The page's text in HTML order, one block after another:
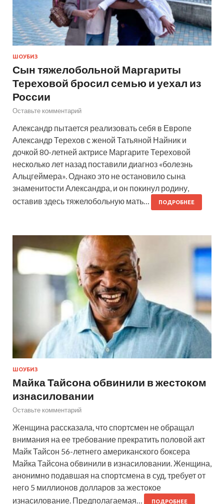
ШОУБИЗ
Сын тяжелобольной Маргариты
Тереховой бросил семью и уехал из
России
Оставьте комментарий
Александр пытается реализовать себя в Европе
Александр Терехов с женой Татьяной Найник и
дочкой 80-летней актрисе Маргарите Тереховой
несколько лет назад поставили диагноз «болезнь
Альцгеймера». Однако это не остановило сына
знаменитости Александра, и он покинул родину,
оставив здесь тяжелобольную мать…
ПОДРОБНЕЕ
ШОУБИЗ
Майка Тайсона обвинили в жестоком
изнасиловании
Оставьте комментарий
Женщина рассказала, что спортсмен не обращал
внимания на ее требование прекратить половой акт
Майк Тайсон 56-летнего американского боксера
Майка Тайсона обвинили в изнасиловании. Женщина,
анонимно подавшая на спортсмена в суд, требует от
него 5 миллионов долларов за жестокое
изнасилование. Предполагаемая…
ПОДРОБНЕЕ